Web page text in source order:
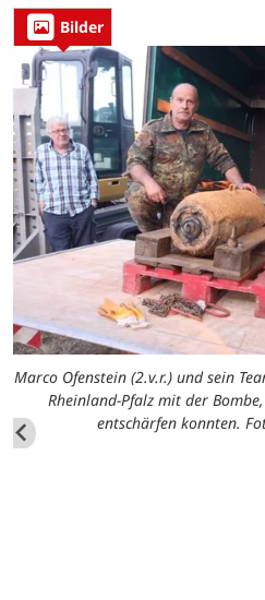
Bilder
Marco Ofenstein (2.v.r.) und sein
Rheinland-Pfalz mit der
entschärfen konnten.